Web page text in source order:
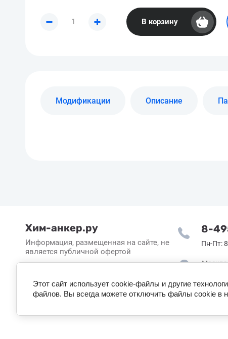
В корзину
Модификации Описание
Хим-анкер.ру
Информация, размещенная на сайте, не
является публичной офертой
8-
Пн-Пт:
4с9
Этот сайт использует cookie-файлы и другие
файлов. Вы всегда можете отключить файлы cookie в